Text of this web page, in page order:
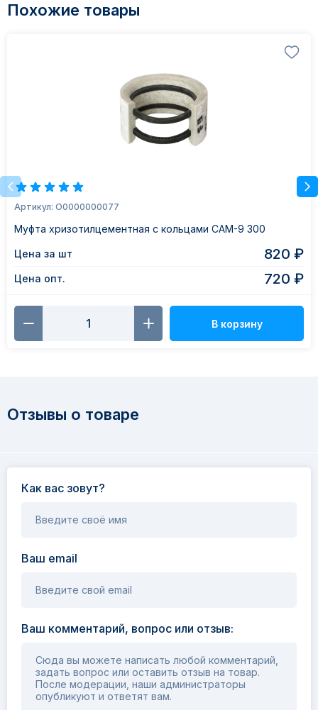
Похожие товары
Артикул: О0000000077
Муфта хризотилцементная с кольцами САМ-9 300
Цена за шт 820 ₽
Цена опт. 720 ₽
В корзину
Отзывы о товаре
Как вас зовут?
Введите своё имя
Ваш email
Введите свой email
Ваш комментарий, вопрос или отзыв:
Сюда вы можете написать любой комментарий,
задать вопрос или оставить отзыв на товар.
После модерации, наши администраторы
опубликуют и ответят вам.